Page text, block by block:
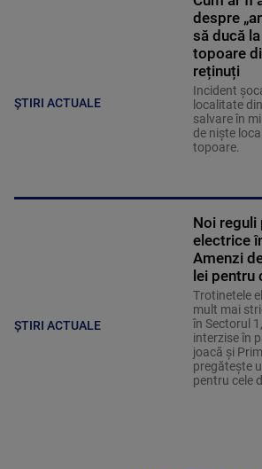
ȘTIRI ACTUALE
despre
să ducă
topoare
reținuți
Incident
localitate
salvare în
de niște
topoare.
ȘTIRI ACTUALE
Noi
electrice
Amenzi
lei pentru
Trotinetele
mult mai
în Sectorul
interzise în
joacă și
pregătește
pentru cele